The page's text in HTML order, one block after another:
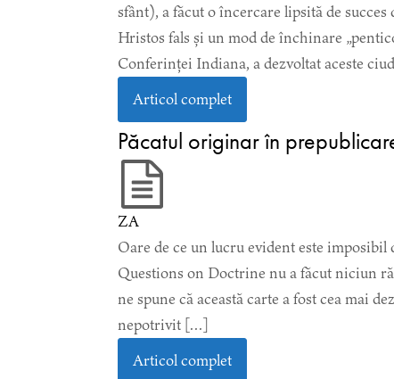
sfânt), a făcut o încercare lipsită de
Hristos fals și un mod de închinare
Conferinței Indiana, a dezvoltat aceste
Articol complet
Păcatul originar în
ZA
Oare de ce un lucru evident este
Questions on Doctrine nu a făcut niciun
ne spune că această carte a fost cea mai
nepotrivit […]
Articol complet